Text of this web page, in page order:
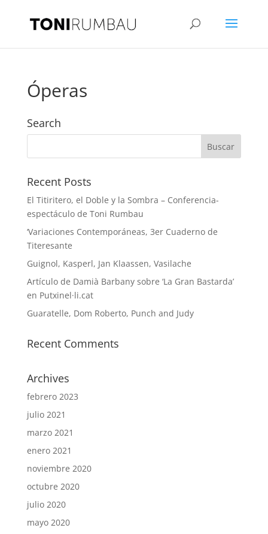
Óperas
Search
Recent Posts
El Titiritero, el Doble y la Sombra – Conferencia-
espectáculo de Toni Rumbau
‘Variaciones Contemporáneas, 3er Cuaderno de
Titeresante
Guignol, Kasperl, Jan Klaassen, Vasilache
Artículo de Damià Barbany sobre ‘La Gran Bastarda’
en Putxinel·li.cat
Guaratelle, Dom Roberto, Punch and Judy
Recent Comments
Archives
febrero 2023
julio 2021
marzo 2021
enero 2021
noviembre 2020
octubre 2020
julio 2020
mayo 2020